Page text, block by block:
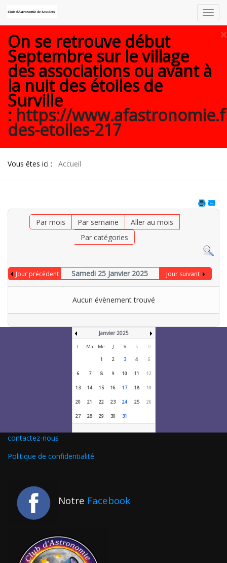
×
On se retrouve début
Septembre sur le village
des associations ou avant à
la nuit des étoiles de
Surville
: https://
des-etoiles-217
Vous êtes ici : Accueil
Par mois Par semaine
Aller au mois
Par catégories
Jour précédent Samedi 25 Janvier 2025 Jour suivant
Aucun évènement trouvé
Janvier 2025
L Ma Me J V S
D
1
2 3 4 5
6 7 8 9 10 11 12
13 14 15 16 17 18 19
20 21 22 23 24 25 26
27 28 29 30 31
contactez-nous
Politique de confidentialité
Notre Facebook